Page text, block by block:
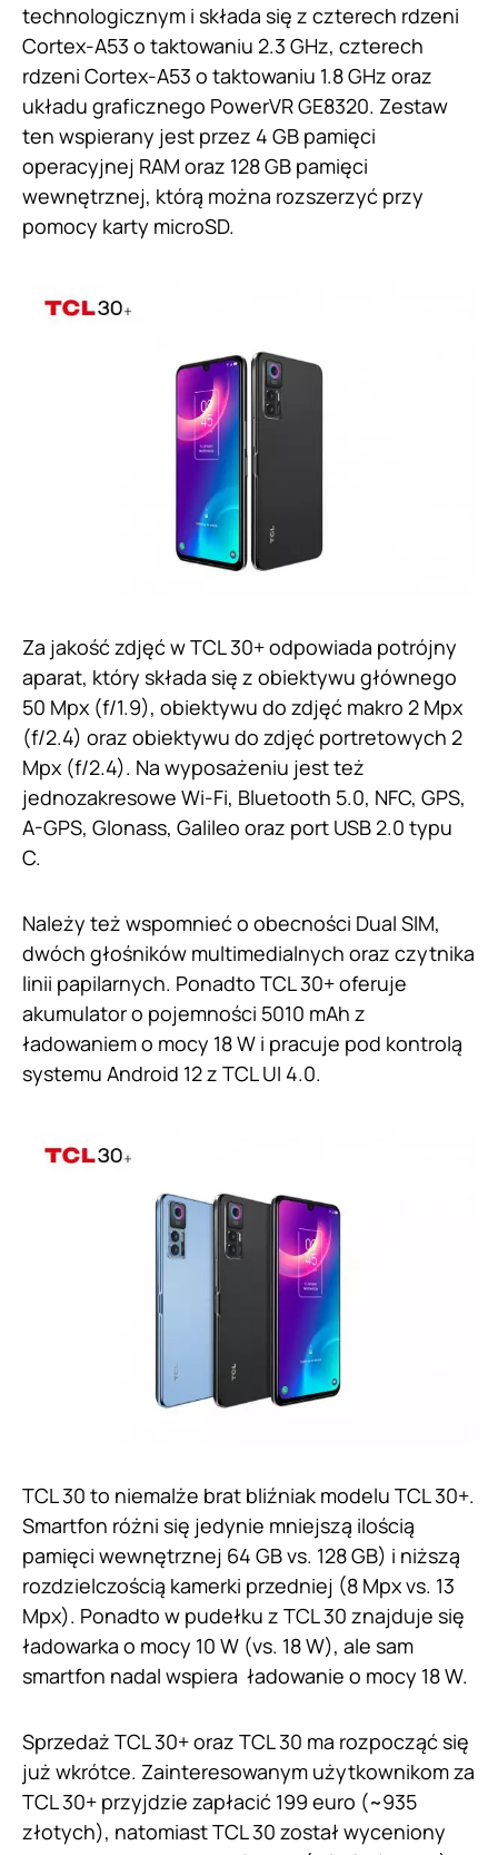
technologicznym i składa się z czterech rdzeni
Cortex-A53 o taktowaniu 2.3 GHz, czterech
rdzeni Cortex-A53 o taktowaniu 1.8 GHz oraz
układu graficznego PowerVR GE8320. Zestaw
ten wspierany jest przez 4 GB pamięci
operacyjnej RAM oraz 128 GB pamięci
wewnętrznej, którą można rozszerzyć przy
pomocy karty microSD.
Za jakość zdjęć w TCL 30+ odpowiada potrójny
aparat, który składa się z obiektywu głównego
50 Mpx (f/1.9), obiektywu do zdjęć makro 2 Mpx
(f/2.4) oraz obiektywu do zdjęć portretowych 2
Mpx (f/2.4). Na wyposażeniu jest też
jednozakresowe Wi-Fi, Bluetooth 5.0, NFC, GPS,
A-GPS, Glonass, Galileo oraz port USB 2.0 typu
C.
Należy też wspomnieć o obecności Dual SIM,
dwóch głośników multimedialnych oraz czytnika
linii papilarnych. Ponadto TCL 30+ oferuje
akumulator o pojemności 5010 mAh z
ładowaniem o mocy 18 W i pracuje pod kontrolą
systemu Android 12 z TCL UI 4.0.
TCL 30 to niemalże brat bliźniak modelu TCL 30+.
Smartfon różni się jedynie mniejszą ilością
pamięci wewnętrznej 64 GB vs. 128 GB) i niższą
rozdzielczością kamerki przedniej (8 Mpx vs. 13
Mpx). Ponadto w pudełku z TCL 30 znajduje się
ładowarka o mocy 10 W (vs. 18 W), ale sam
smartfon nadal wspiera ładowanie o mocy 18 W.
Sprzedaż TCL 30+ oraz TCL 30 ma rozpocząć się
już wkrótce. Zainteresowanym użytkownikom za
TCL 30+ przyjdzie zapłacić 199 euro (~935
złotych), natomiast TCL 30 został wyceniony